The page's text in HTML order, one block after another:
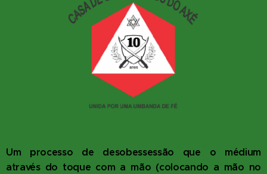
Um processo de desobessessão que o médium
através do toque com a mão (colocando a mão no